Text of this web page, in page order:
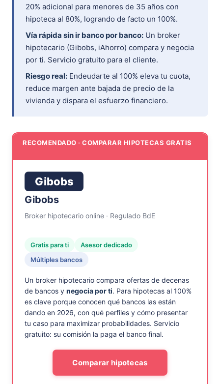
20% adicional para menores de 35 años con
hipoteca al 80%, logrando de facto un 100%.
Vía rápida sin ir banco por banco: Un broker
hipotecario (Gibobs, iAhorro) compara y negocia
por ti. Servicio gratuito para el cliente.
Riesgo real: Endeudarte al 100% eleva tu cuota,
reduce margen ante bajada de precio de la
vivienda y dispara el esfuerzo financiero.
RECOMENDADO · COMPARAR HIPOTECAS GRATIS
Gibobs
Gibobs
Broker hipotecario online · Regulado BdE
Gratis para ti
Asesor dedicado
Múltiples bancos
Un broker hipotecario compara ofertas de decenas
de bancos y negocia por ti. Para hipotecas al 100%
es clave porque conocen qué bancos las están
dando en 2026, con qué perfiles y cómo presentar
tu caso para maximizar probabilidades. Servicio
gratuito: su comisión la paga el banco final.
Comparar hipotecas